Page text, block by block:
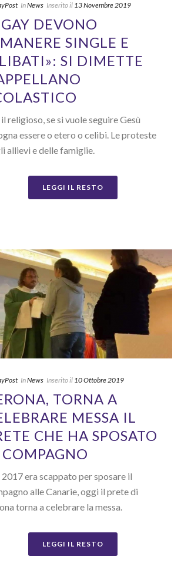
InNews Inserito il 13 Novembre 2019
DEVONO
SINGLE E
SI DIMETTE
religioso, se si vuole seguire Gesù
essere o etero o celibi. Le proteste
allievi e delle famiglie.
LEGGI IL RESTO
InNews Inserito il 10 Ottobre 2019
TORNA A
MESSA IL
CHE HA SPOSATO
era scappato per sposare il
alle Canarie, oggi il prete di
torna a celebrare la messa.
LEGGI IL RESTO